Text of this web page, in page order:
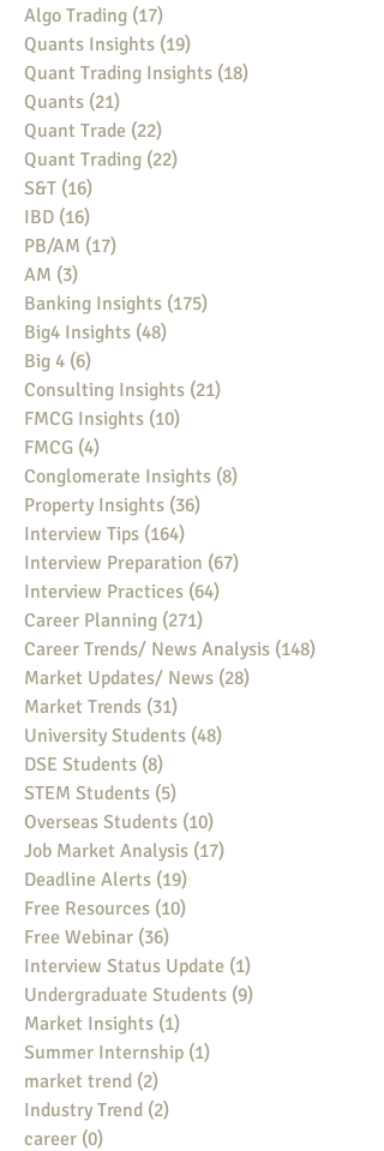
Algo Trading (17)
Quants Insights (19)
Quant Trading Insights (18)
Quants (21)
Quant Trade (22)
Quant Trading (22)
S&T (16)
IBD (16)
PB/AM (17)
AM (3)
Banking Insights (175)
Big4 Insights (48)
Big 4 (6)
Consulting Insights (21)
FMCG Insights (10)
FMCG (4)
Conglomerate Insights (8)
Property Insights (36)
Interview Tips (164)
Interview Preparation (67)
Interview Practices (64)
Career Planning (271)
Career Trends/ News Analysis (148)
Market Updates/ News (28)
Market Trends (31)
University Students (48)
DSE Students (8)
STEM Students (5)
Overseas Students (10)
Job Market Analysis (17)
Deadline Alerts (19)
Free Resources (10)
Free Webinar (36)
Interview Status Update (1)
Undergraduate Students (9)
Market Insights (1)
Summer Internship (1)
market trend (2)
Industry Trend (2)
career (0)